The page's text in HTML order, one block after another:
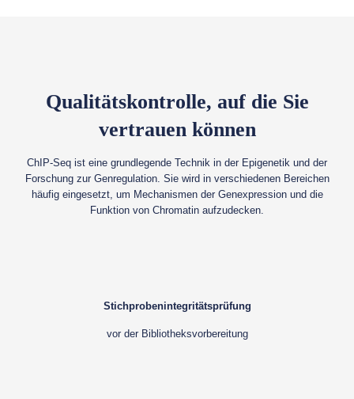
Qualitätskontrolle, auf die Sie
vertrauen können
ChIP-Seq ist eine grundlegende Technik in der Epigenetik und der
Forschung zur Genregulation. Sie wird in verschiedenen Bereichen
häufig eingesetzt, um Mechanismen der Genexpression und die
Funktion von Chromatin aufzudecken.
Stichprobenintegritätsprüfung
vor der Bibliotheksvorbereitung